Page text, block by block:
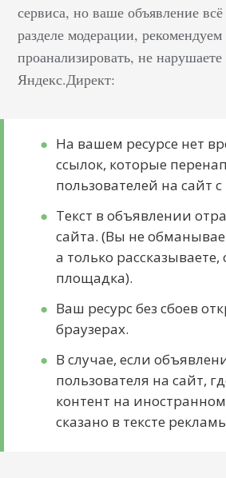
способ
но не
сервиса, но ваше объявление
разделе модерации,
проанализировать, не
Яндекс.Директ:
На вашем ресурсе нет
ссылок, которые
пользователей на сайт
Текст в объявлении
сайта. (Вы не
а только
площадка).
Ваш ресурс без сбоев
браузерах.
В случае, если
пользователя на сайт,
контент на
сказано в тексте